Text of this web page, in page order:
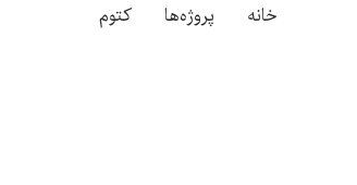
خانه پروژه‌ها کتوم